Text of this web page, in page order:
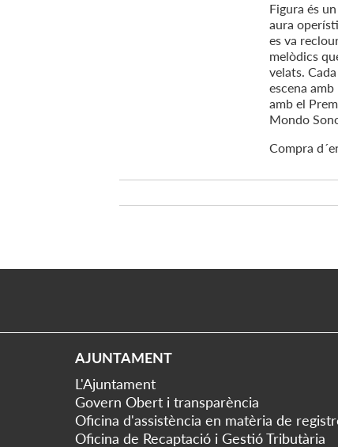
Figura és
aura
es va
melòdics
velats.
escena
amb el
Mondo
Compra
AJUNTAMENT
L'Ajuntament
Govern Obert i transparència
Oficina d'assistència en matèria de
Oficina de Recaptació i Gestió Tributària